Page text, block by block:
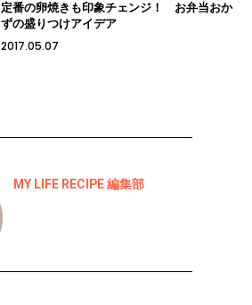
定番の卵焼きも印象チェンジ！ お弁当おか
ずの盛りつけアイデア
2017.05.07
MY LIFE RECIPE 編集部